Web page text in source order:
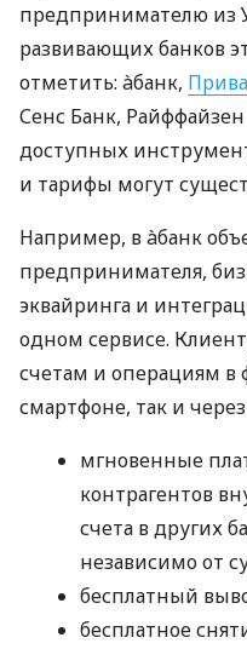
предпринимателю из
развивающих банков
отметить: àбанк,
Сенс Банк,
доступных
и тарифы могут
Например, в àбанк
предпринимателя,
эквайринга и
одном сервисе.
счетам и операциям в
смартфоне, так и
мгновенные
контрагентов
счета в других
независимо от
бесплатный
бесплатное